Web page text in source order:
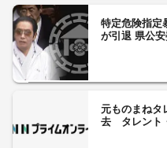
特定危険指定
が引退 県公
元ものまねタ
去 タレント